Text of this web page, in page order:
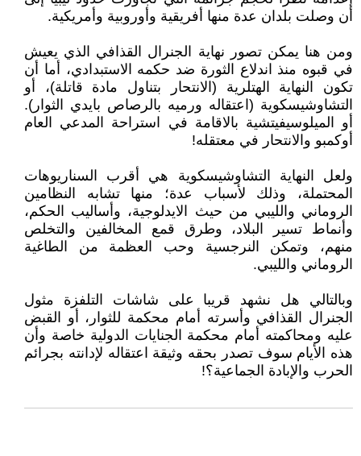
أن وصلت بلدان عدة منها أفريقية وأوروبية وأمريكية.
ومن هنا يمكن تصور نهاية الجنرال القذافي الذي يعيش
في قبوه منذ اندلاع الثورة ضد حكمه الاستبدادي، أما أن
تكون النهاية الهتلرية (الانتحار بتناول مادة قاتلة)، أو
التشاوشيسكوية (اعتقاله ورميه بالرصاص بايدي الثوار).
أو الميلوسيفيتشية بالاقامة في استراحة المدعي العام
أوكمبو والانتحار في معتقله!
ولعل النهاية التشاوشيسكوية هي أقرب السناريوهات
المحتملة، وذلك لأسباب عدة؛ منها تشابه النظامين
الروماني والليبي من حيث الايدلوجية، وأساليب الحكم،
وأنماط تسير البلاد، وطرق قمع المخالفين والتخلص
منهم، وتمكن النرجسية وحب العظمة من الطاغية
الروماني والليبي.
وبالتالي هل نشهد قريبا على شاشات التلفزة مثول
الجنرال القذافي وأسرته أمام محكمة للثوار، أو القبض
عليه ومحاكمته أمام محكمة الجنايات الدولية خاصة وأن
هذه الأيام سوف تصدر بحقه وثيقة اعتقاله لإدانته بجرائم
الحرب والإبادة الجماعية؟!